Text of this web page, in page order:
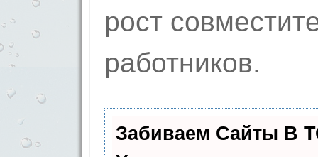
рост
работников.
Забиваем Сайты В